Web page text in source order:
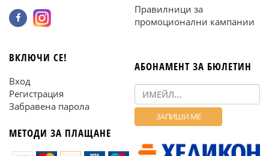
Правилници за
промоционални кампании
ВКЛЮЧИ СЕ!
Вход
Регистрация
Забравена парола
МЕТОДИ ЗА ПЛАЩАНЕ
АБОНАМЕНТ ЗА БЮЛЕТИН